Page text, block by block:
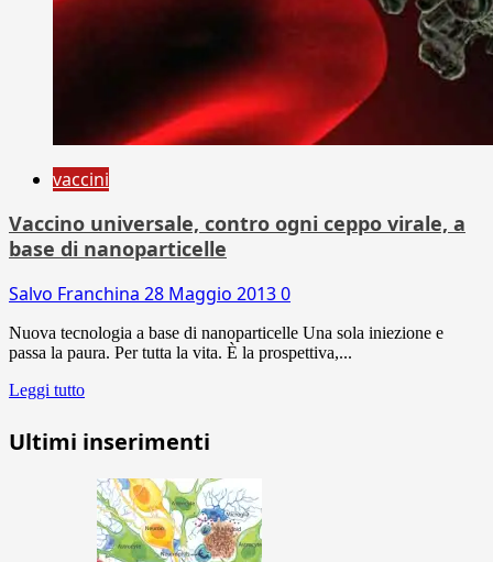
vaccini
Vaccino universale, contro ogni ceppo virale, a
base di nanoparticelle
Salvo Franchina 28 Maggio 20130
Nuova tecnologia a base di nanoparticelle Una sola iniezione e
passa la paura. Per tutta la vita. È la prospettiva,...
Leggi tutto
Ultimi inserimenti